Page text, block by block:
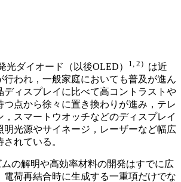
光ダイオード（以後OLED） 1, 2） は近
行われ，一般家庭においても普及が進ん
ディスプレイに比べて高コントラストや
つ点から徐々に置き換わりが進み，テレ
，スマートウオッチなどのディスプレイ
明光源やサイネージ，レーザーなど幅広
れている。
の解明や高効率材料の開発はすでに広
電荷再結合時に生成する一重項だけでな